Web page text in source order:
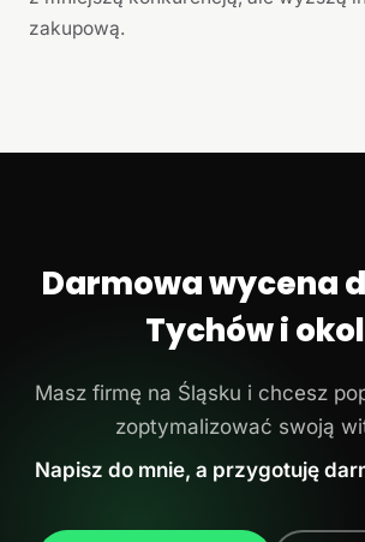
zakupową.
Darmowa wycena
Tychów i
Masz firmę na Śląsku i chcesz
zoptymalizować swoją
Napisz do mnie, a przygotuję